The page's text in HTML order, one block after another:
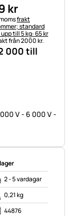
000 till
V - 6 000 V -
kr
frakt
standard
till 5 kg: 65 kr
från 2000 kr.
2 - 5 vardagar
0,21 kg
44876